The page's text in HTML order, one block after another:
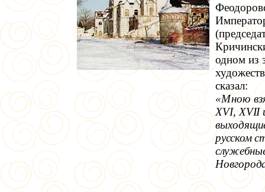
одном из
сказал:
«Мною
XVI,XVII
русском